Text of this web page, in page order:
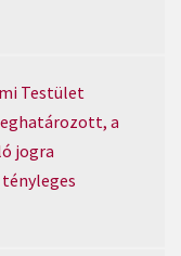
Testület
a
jogra